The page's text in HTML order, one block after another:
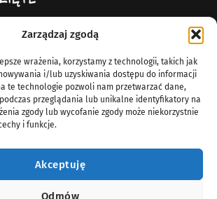
Zarządzaj zgodą
wrażenia, korzystamy z technologii, takich jak
i/lub uzyskiwania dostępu do informacji
te technologie pozwoli nam przetwarzać dane,
przeglądania lub unikalne identyfikatory na
zgody lub wycofanie zgody może niekorzystnie
i funkcje.
Akceptuję
Odmów
O Nas
Komputery
Linux